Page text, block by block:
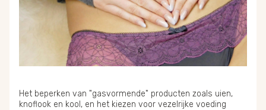
Het beperken van "gasvormende" producten zoals uien,
knoflook en kool, en het kiezen voor vezelrijke voeding